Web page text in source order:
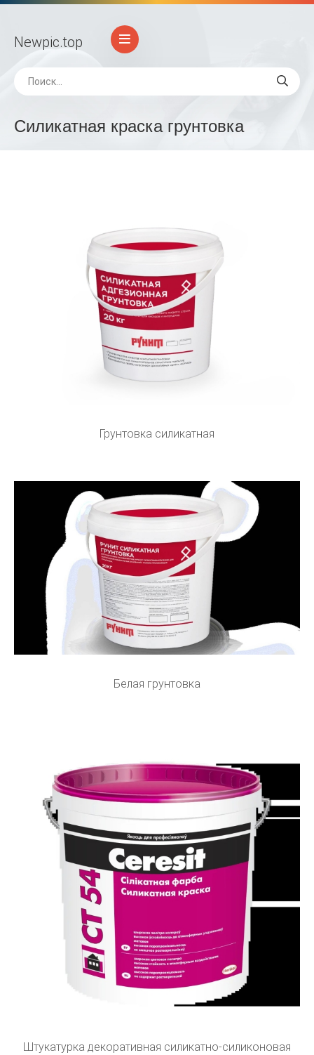
Newpic.top
Силикатная краска грунтовка
Грунтовка силикатная
Белая грунтовка
Штукатурка декоративная силикатно-силиконовая